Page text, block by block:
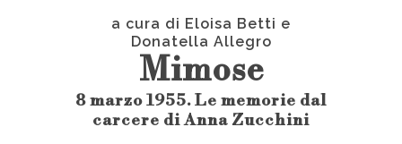
a cura di Eloisa Betti e
Donatella Allegro
Mimose
8 marzo 1955. Le memorie dal
carcere di Anna Zucchini